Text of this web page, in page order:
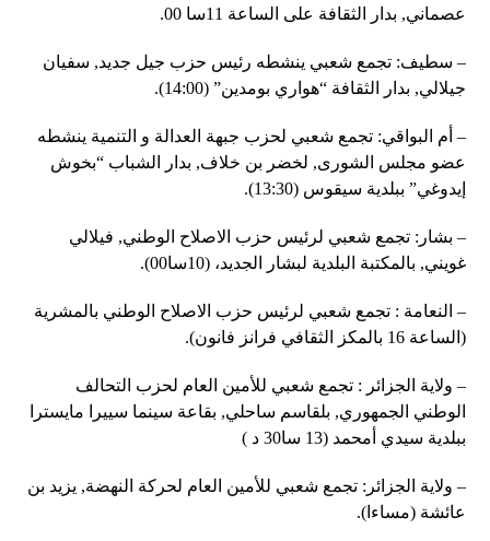
عصماني, بدار الثقافة على الساعة 11سا 00.
– سطيف: تجمع شعبي ينشطه رئيس حزب جيل جديد, سفيان
جيلالي, بدار الثقافة “هواري بومدين” (14:00).
– أم البواقي: تجمع شعبي لحزب جبهة العدالة و التنمية ينشطه
عضو مجلس الشورى, لخضر بن خلاف, بدار الشباب “بخوش
إيدوغي” ببلدية سيقوس (13:30).
– بشار: تجمع شعبي لرئيس حزب الاصلاح الوطني, فيلالي
غويني, بالمكتبة البلدية لبشار الجديد، (10سا00).
– النعامة : تجمع شعبي لرئيس حزب الاصلاح الوطني بالمشرية
(الساعة 16 بالمكز الثقافي فرانز فانون).
– ولاية الجزائر : تجمع شعبي للأمين العام لحزب التحالف
الوطني الجمهوري, بلقاسم ساحلي, بقاعة سينما سييرا مايسترا
ببلدية سيدي أمحمد (13 سا30 د )
– ولاية الجزائر: تجمع شعبي للأمين العام لحركة النهضة, يزيد بن
عائشة (مساءا).